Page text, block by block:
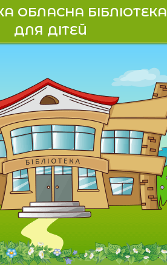
ОБЛАСНА БІБЛІОТЕКА
ДЛЯ ДІТЕЙ